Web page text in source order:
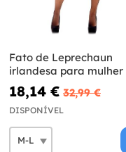
Fato de Leprechaun
irlandesa para mulher
18,14 € 32,99 €
DISPONÍVEL